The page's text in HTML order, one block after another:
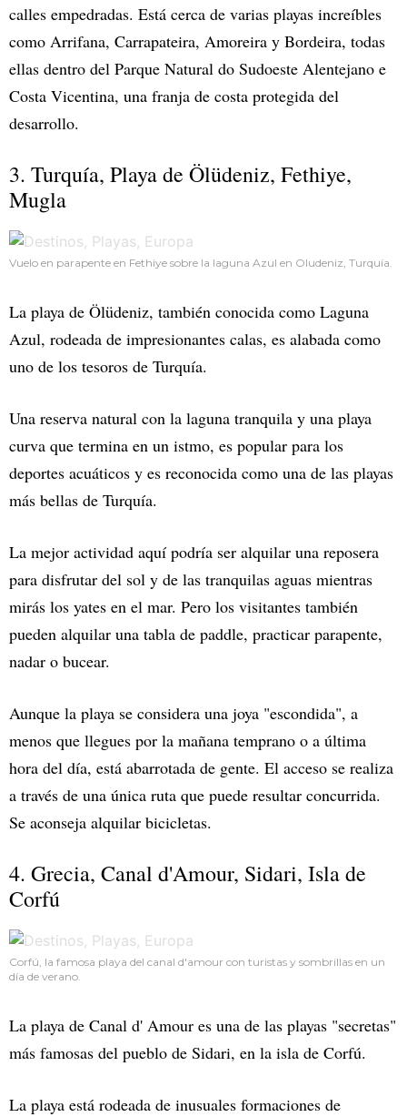
calles empedradas. Está cerca de varias playas increíbles
como Arrifana, Carrapateira, Amoreira y Bordeira, todas
ellas dentro del Parque Natural do Sudoeste Alentejano e
Costa Vicentina, una franja de costa protegida del
desarrollo.
3. Turquía, Playa de Ölüdeniz, Fethiye,
Mugla
Vuelo en parapente en Fethiye sobre la laguna Azul en Oludeniz, Turquía.
La playa de Ölüdeniz, también conocida como Laguna
Azul, rodeada de impresionantes calas, es alabada como
uno de los tesoros de Turquía.
Una reserva natural con la laguna tranquila y una playa
curva que termina en un istmo, es popular para los
deportes acuáticos y es reconocida como una de las playas
más bellas de Turquía.
La mejor actividad aquí podría ser alquilar una reposera
para disfrutar del sol y de las tranquilas aguas mientras
mirás los yates en el mar. Pero los visitantes también
pueden alquilar una tabla de paddle, practicar parapente,
nadar o bucear.
Aunque la playa se considera una joya "escondida", a
menos que llegues por la mañana temprano o a última
hora del día, está abarrotada de gente. El acceso se realiza
a través de una única ruta que puede resultar concurrida.
Se aconseja alquilar bicicletas.
4. Grecia, Canal d'Amour, Sidari, Isla de
Corfú
Corfú, la famosa playa del canal d'amour con turistas y sombrillas en un
día de verano.
La playa de Canal d' Amour es una de las playas "secretas"
más famosas del pueblo de Sidari, en la isla de Corfú.
La playa está rodeada de inusuales formaciones de